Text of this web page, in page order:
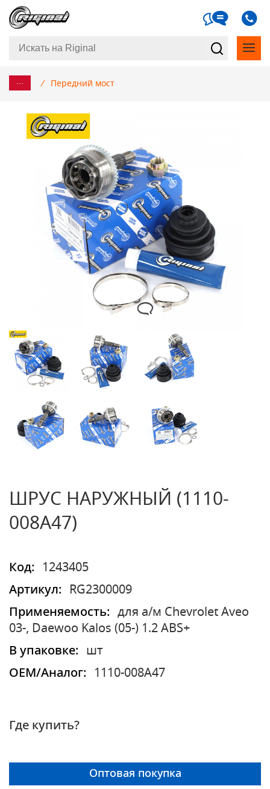
... / Передний мост
ШРУС НАРУЖНЫЙ (1110-
008A47)
Код:
1243405
Артикул:
RG2300009
Применяемость:
для а/м Chevrolet Aveo
03-, Daewoo Kalos (05-) 1.2 ABS+
В упаковке:
шт
OEM/Аналог:
1110-008A47
Где купить?
Оптовая покупка